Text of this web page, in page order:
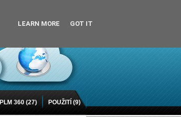
PLM 360 (27) POUŽITÍ (9)
LEARN MORE GOT IT